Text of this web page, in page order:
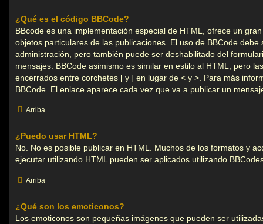
¿Qué es el código BBCode?
BBcode es una implementación especial de HTML, ofrece un
objetos particulares de las publicaciones. El uso de BBCode debe
administración, pero también puede ser deshabilitado del
mensajes. BBCode asimismo es similar en estilo al HTML, pero
encerrados entre corchetes [ y ] en lugar de < y >. Para más
BBCode. El enlace aparece cada vez que va a publicar un
Arriba
¿Puedo usar HTML?
No. No es posible publicar en HTML. Muchos de los formatos y
ejecutar utilizando HTML pueden ser aplicados utilizando
Arriba
¿Qué son los emoticonos?
Los emoticonos son pequeñas imágenes que pueden ser